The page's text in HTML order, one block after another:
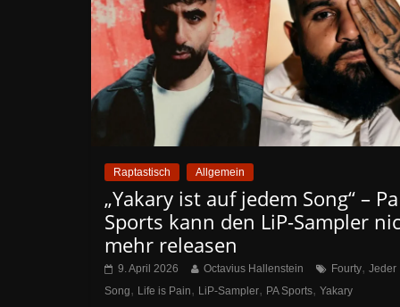
Raptastisch Allgemein
„Yakary ist auf jedem Song“ – Pa
Sports kann den LiP-Sampler
mehr releasen
9. April 2026 Octavius Hallenstein Fourty, Jeder
Song, Life is Pain, LiP-Sampler, PA Sports, Yakary